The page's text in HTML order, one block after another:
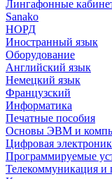
Лингафонные
Sanako
НОРД
Иностранный язык
Оборудование
Английский язык
Немецкий язык
Французский
Информатика
Печатные пособия
Основы ЭВМ и
Цифровая
Программируемые
Телекоммуникация и